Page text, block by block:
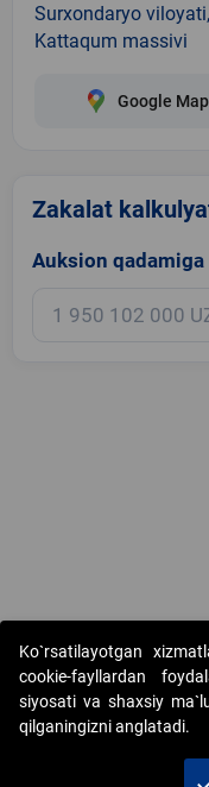
Surxondaryo
Kattaqum massivi
Google
Zakalat
Auksion
Copyright © 2017-2026.
AJ. Barcha huquqlar
Ko`rsatilayotgan
cookie-fayllardan
siyosati va shaxsiy
qilganingizni anglatadi.